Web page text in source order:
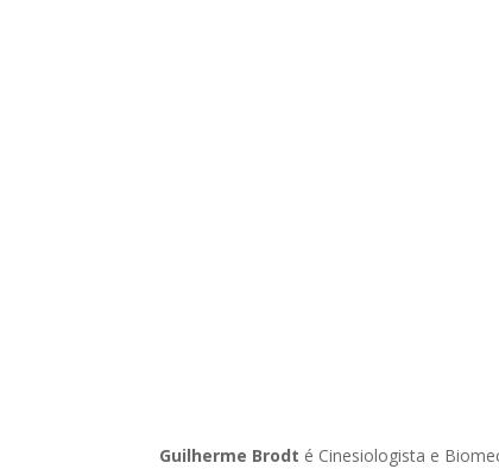
Guilherme Brodt é Cinesiologista e